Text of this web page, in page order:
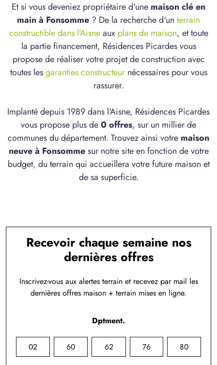
Et si vous deveniez propriétaire d'une maison clé en
main à Fonsomme ? De la recherche d'un terrain
constructible dans l'Aisneaux plans de maison, et toute
la partie financement, Résidences Picardes vous
propose de réaliser votre projet de construction avec
toutes lesgaranties constructeurnécessaires pour vous
rassurer.
Implanté depuis 1989 dans l'Aisne, Résidences Picardes
vous propose plus de0 offres, sur un millier de
communes du département. Trouvez ainsi votre maison
neuve à Fonsommesur notre site en fonction de votre
budget, du terrain qui accueillera votre future maison et
de sa superficie.
Recevoir chaque semaine nos
dernières offres
Inscrivez-vous aux alertes terrain et recevez par mail les
dernières offres maison + terrain mises en ligne.
Dptment.
02 60 62 76 80